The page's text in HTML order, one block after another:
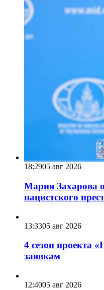
18:2905 авг 2026
Мария Захарова
нацистского
13:3305 авг 2026
4 сезон проекта
заявкам
12:4005 авг 2026